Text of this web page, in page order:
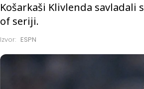
Košarkaši Klivlenda savladali
of seriji.
Izvor: ESPN